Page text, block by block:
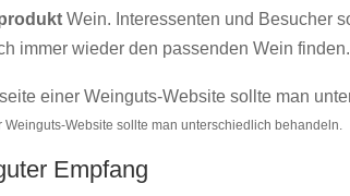
Wein. Interessenten und Besucher
immer wieder den passenden Wein finden.
Website sollte man unterschiedlich behandeln.
Empfang